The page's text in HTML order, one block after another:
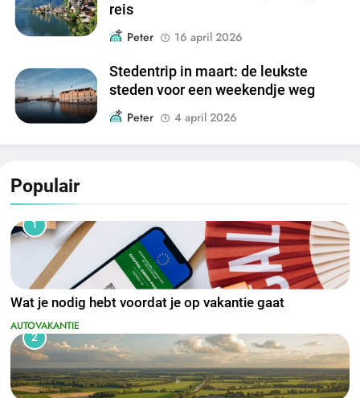
reis
Peter
16 april 2026
Stedentrip in maart: de leukste
steden voor een weekendje weg
Peter
4 april 2026
Populair
1
Wat je nodig hebt voordat je op vakantie gaat
AUTOVAKANTIE
2